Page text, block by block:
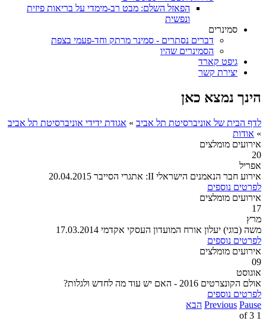
הפאזל השלם: מבט רב-מימדי על בריאות פיזית
ונפשית
סמינרים
דברים נסתרים - סמינר מרתק וחד-פעמי בצפת
הסמינרים שהיו
גיפט קארד
יצירת קשר
הינך נמצא כאן
לדף הבית של אוניברסיטת תל אביב » אגודת ידידי אוניברסיטת תל אביב
» אודות
אירועים מומלצים
20
אפריל
אירוע חבר הנאמנים הישראלי II: אתגרי הסייבר 20.04.2015
לפרטים נוספים
אירועים מומלצים
17
מרץ
משה (בוגי) יעלון אורח המועדון העסקי אקדמי 17.03.2014
לפרטים נוספים
אירועים מומלצים
09
אוגוסט
אולם הקונצרטים 2016 - האם יש עוד מה לחדש ולגלות?
לפרטים נוספים
Previous Pause
הבא
1
3